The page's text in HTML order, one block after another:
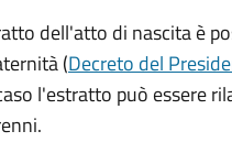
dell'atto di nascita è
(Decreto del
l'estratto può essere